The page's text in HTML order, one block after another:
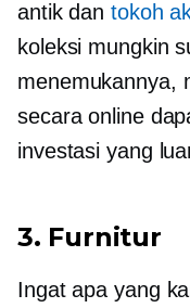
antik dantokoh
koleksi mungkin
menemukannya,
secara online
investasi yang
3. Furnitur
Ingat apa yang